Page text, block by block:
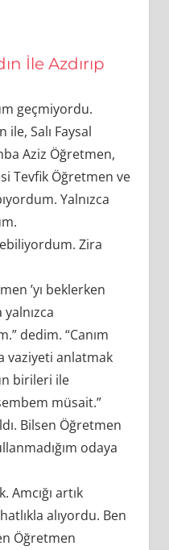
İle Azdırıp
geçmiyordu.
Salı Faysal
Aziz Öğretmen,
Tevfik Öğretmen ve
Yalnızca
Zira
’yı beklerken
yalnızca
dedim. “Canım
vaziyeti anlatmak
birileri ile
müsait.”
Bilsen Öğretmen
odaya
Amcığı artık
alıyordu. Ben
Öğretmen